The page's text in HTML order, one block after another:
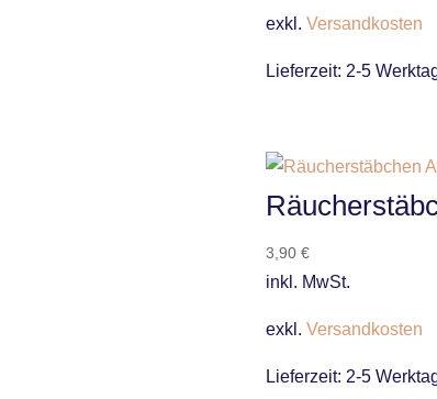
exkl. Versandkosten
Lieferzeit: 2-5
3,90 €
inkl. MwSt.
exkl. Versandkosten
Lieferzeit: 2-5